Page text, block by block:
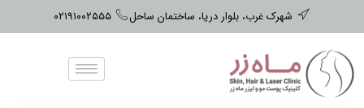
شهرک غرب، بلوار دریا، ساختمان ساحل ۰۲۱۹۱۰۰۲۵۵۵